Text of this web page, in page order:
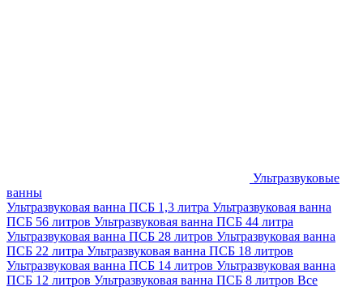
Ультразвуковые
ванны
Ультразвуковая ванна ПСБ 1,3 литра Ультразвуковая ванна
ПСБ 56 литров Ультразвуковая ванна ПСБ 44 литра
Ультразвуковая ванна ПСБ 28 литров Ультразвуковая ванна
ПСБ 22 литра Ультразвуковая ванна ПСБ 18 литров
Ультразвуковая ванна ПСБ 14 литров Ультразвуковая ванна
ПСБ 12 литров Ультразвуковая ванна ПСБ 8 литров Все